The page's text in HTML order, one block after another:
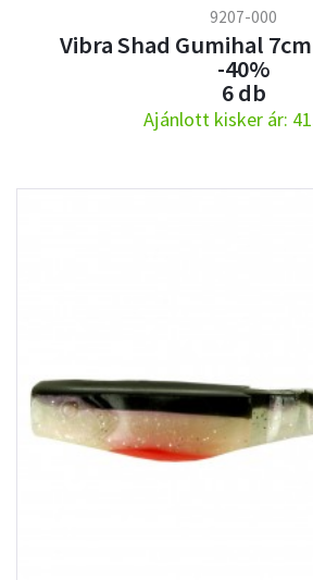
9207-000
Vibra Shad Gumihal
-40%
6 db
Ajánlott kisker ár: